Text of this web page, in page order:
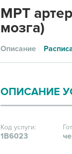
МРТ
мозга)
Описание
ОПИСАНИЕ
Код услуги:
1В6023